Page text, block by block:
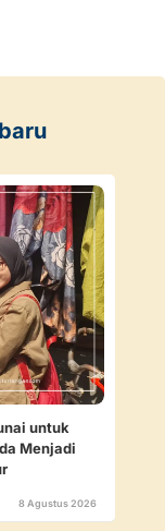
untuk
Menjadi
8 Agustus 2026